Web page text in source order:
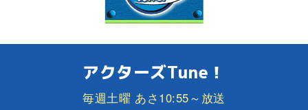
アクターズTune！
毎週土曜 あさ10:55～放送